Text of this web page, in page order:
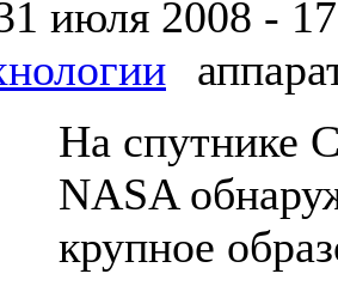
июля 2008 -
На спутнике
NASA
крупное